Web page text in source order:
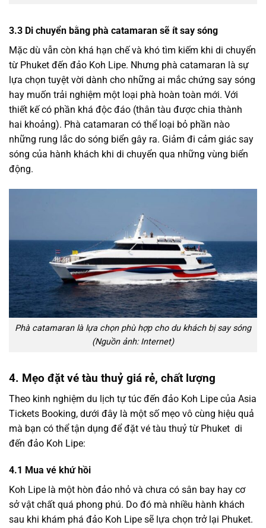
3.3 Di chuyển bằng phà catamaran sẽ ít say sóng
Mặc dù vẫn còn khá hạn chế và khó tìm kiếm khi di chuyển
từ Phuket đến đảo Koh Lipe. Nhưng phà catamaran là sự
lựa chọn tuyệt vời dành cho những ai mắc chứng say sóng
hay muốn trải nghiệm một loại phà hoàn toàn mới. Với
thiết kế có phần khá độc đáo (thân tàu được chia thành
hai khoảng). Phà catamaran có thể loại bỏ phần nào
những rung lắc do sóng biển gây ra. Giảm đi cảm giác say
sóng của hành khách khi di chuyển qua những vùng biển
động.
Phà catamaran là lựa chọn phù hợp cho du khách bị say sóng
(Nguồn ảnh: Internet)
4. Mẹo đặt vé tàu thuỷ giá rẻ, chất lượng
Theo kinh nghiệm du lịch tự túc đến đảo Koh Lipe của Asia
Tickets Booking, dưới đây là một số mẹo vô cùng hiệu quả
mà bạn có thể tận dụng để đặt vé tàu thuỷ từ Phuket di
đến đảo Koh Lipe:
4.1 Mua vé khứ hồi
Koh Lipe là một hòn đảo nhỏ và chưa có sân bay hay cơ
sở vật chất quá phong phú. Do đó mà nhiều hành khách
sau khi khám phá đảo Koh Lipe sẽ lựa chọn trở lại Phuket.